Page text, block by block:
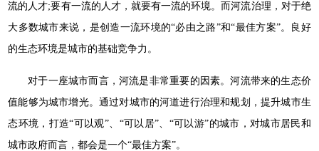
流的人才;要有一流的人才，就要有一流的环境。而河流治理，对于绝
大多数城市来说，是创造一流环境的“必由之路”和“最佳方案”。良好
的生态环境是城市的基础竞争力。
对于一座城市而言，河流是非常重要的因素。河流带来的生态价
值能够为城市增光。通过对城市的河道进行治理和规划，提升城市生
态环境，打造“可以观”、“可以居”、“可以游”的城市，对城市居民和
城市政府而言，都会是一个“最佳方案”。